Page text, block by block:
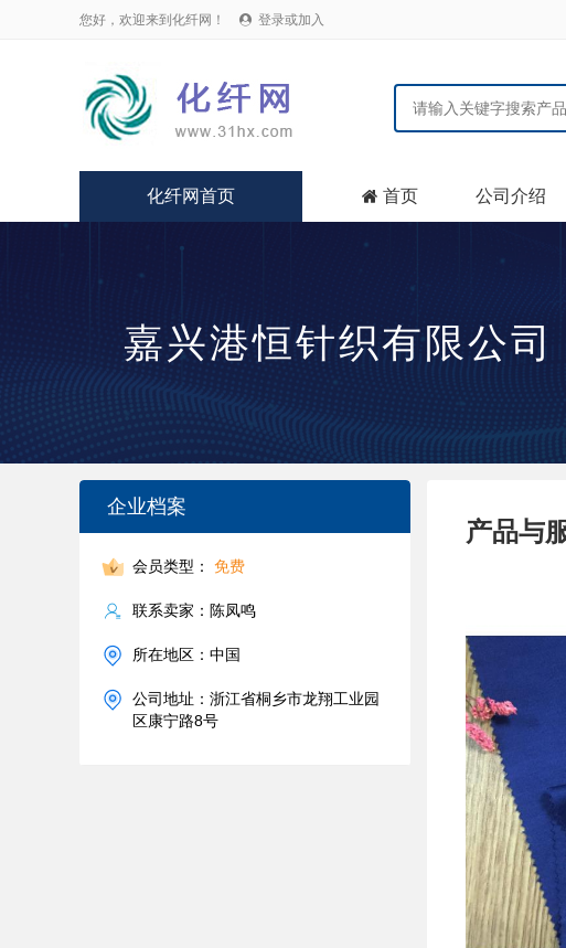
您好，欢迎来到化纤网！  登录或加入
化纤网首页  首页 公司介绍
嘉兴港恒针织有限公司
企业档案
会员类型： 免费
联系卖家：陈凤鸣
所在地区：中国
公司地址：浙江省桐乡市龙翔工业园
区康宁路8号
产品与